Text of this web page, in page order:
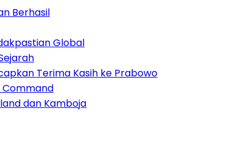
Berhasil
Global
Terima Kasih ke Prabowo
Command
dan Kamboja